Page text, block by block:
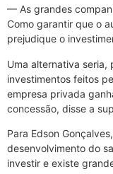
— As grandes
Como garantir que o
prejudique o
Uma alternativa
investimentos feitos
empresa privada
concessão, disse a
Para Edson
desenvolvimento do
investir e existe